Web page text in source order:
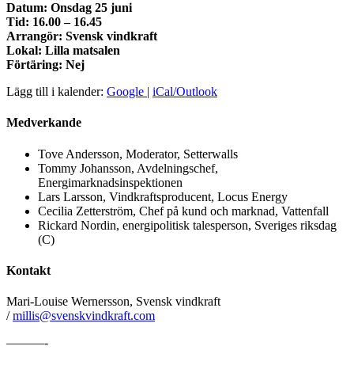
Datum: Onsdag 25 juni
Tid: 16.00 – 16.45
Arrangör: Svensk vindkraft
Lokal: Lilla matsalen
Förtäring: Nej
Lägg till i kalender: Google | iCal/Outlook
Medverkande
Tove Andersson, Moderator, Setterwalls
Tommy Johansson, Avdelningschef,
Energimarknadsinspektionen
Lars Larsson, Vindkraftsproducent, Locus Energy
Cecilia Zetterström, Chef på kund och marknad, Vattenfall
Rickard Nordin, energipolitisk talesperson, Sveriges riksdag
(C)
Kontakt
Mari-Louise Wernersson, Svensk vindkraft
/millis@svenskvindkraft.com
———-